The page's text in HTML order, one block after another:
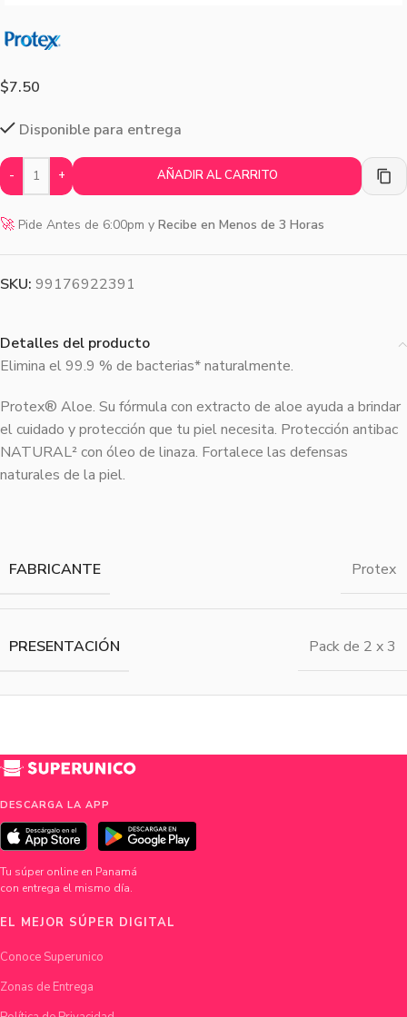
$7.50
Disponible para entrega
- + AÑADIR AL CARRITO
🚀 Pide Antes de 6:00pm y Recibe en Menos de 3 Horas
SKU: 99176922391
Detalles del producto
Elimina el 99.9 % de bacterias* naturalmente.
Protex® Aloe. Su fórmula con extracto de aloe ayuda a brindar
el cuidado y protección que tu piel necesita. Protección antibac
NATURAL² con óleo de linaza. Fortalece las defensas
naturales de la piel.
FABRICANTE Protex
PRESENTACIÓN Pack de 2 x 3
DESCARGA LA APP
Tu súper online en Panamá
con entrega el mismo día.
EL MEJOR SÚPER DIGITAL
Conoce Superunico
Zonas de Entrega